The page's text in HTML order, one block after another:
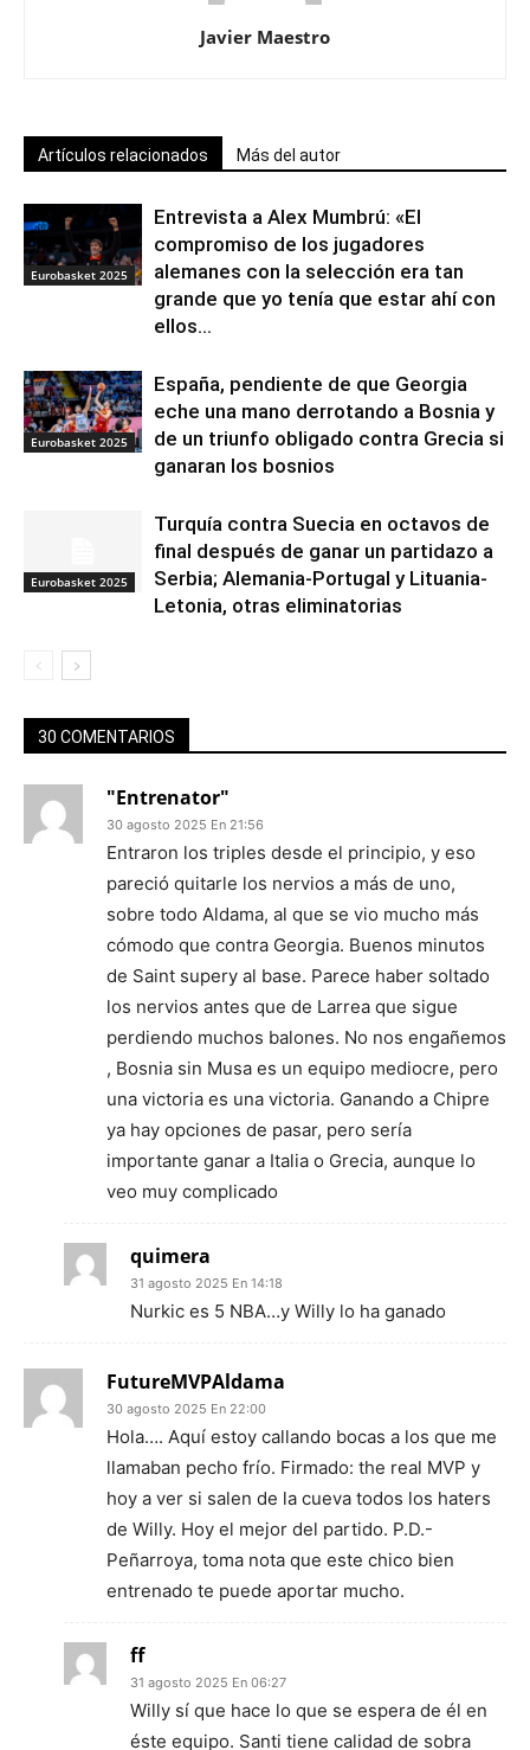
Javier Maestro
Artículos relacionados Más del autor
Eurobasket 2025
Entrevista a Alex Mumbrú: «El
compromiso de los jugadores
alemanes con la selección era tan
grande que yo tenía que estar ahí con
ellos...
Eurobasket 2025
España, pendiente de que Georgia
eche una mano derrotando a Bosnia y
de un triunfo obligado contra Grecia si
ganaran los bosnios
Eurobasket 2025
Turquía contra Suecia en octavos de
final después de ganar un partidazo a
Serbia; Alemania-Portugal y Lituania-
Letonia, otras eliminatorias
30 COMENTARIOS
"Entrenator"
30 agosto 2025 En 21:56
Entraron los triples desde el principio, y eso
pareció quitarle los nervios a más de uno,
sobre todo Aldama, al que se vio mucho más
cómodo que contra Georgia. Buenos minutos
de Saint supery al base. Parece haber soltado
los nervios antes que de Larrea que sigue
perdiendo muchos balones. No nos engañemos
, Bosnia sin Musa es un equipo mediocre, pero
una victoria es una victoria. Ganando a Chipre
ya hay opciones de pasar, pero sería
importante ganar a Italia o Grecia, aunque lo
veo muy complicado
quimera
31 agosto 2025 En 14:18
Nurkic es 5 NBA…y Willy lo ha ganado
FutureMVPAldama
30 agosto 2025 En 22:00
Hola…. Aquí estoy callando bocas a los que me
llamaban pecho frío. Firmado: the real MVP y
hoy a ver si salen de la cueva todos los haters
de Willy. Hoy el mejor del partido. P.D.-
Peñarroya, toma nota que este chico bien
entrenado te puede aportar mucho.
ff
31 agosto 2025 En 06:27
Willy sí que hace lo que se espera de él en
éste equipo. Santi tiene calidad de sobra